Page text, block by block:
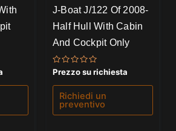
J-Boat J/122 Of 2008-
Half Hull With Cabin
And Cockpit Only
Valutato
0
su
Prezzo su richiesta
Richiedi un
preventivo